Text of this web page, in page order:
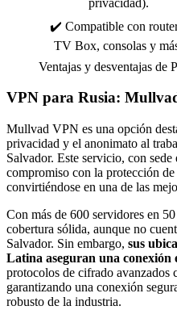
✔️ Compatible con
TV Box, consolas y
Ventajas y desventajas de
VPN para Rusia:
Mullvad VPN es una opción
privacidad y el anonimato al
Salvador. Este servicio, con sede
compromiso con la protección
convirtiéndose en una de las
Con más de 600 servidores en
cobertura sólida, aunque no
Salvador. Sin embargo, sus
Latina aseguran una conexión
protocolos de cifrado avanzados
garantizando una conexión
robusto de la industria.